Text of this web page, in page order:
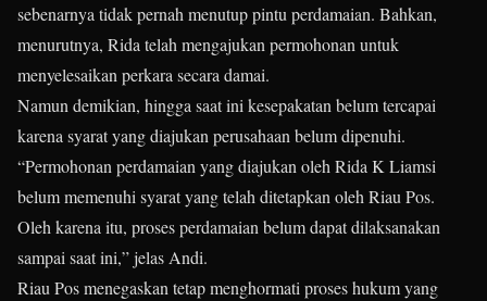
sebenarnya tidak pernah menutup pintu perdamaian. Bahkan,
menurutnya, Rida telah mengajukan permohonan untuk
menyelesaikan perkara secara damai.
Namun demikian, hingga saat ini kesepakatan belum tercapai
karena syarat yang diajukan perusahaan belum dipenuhi.
“Permohonan perdamaian yang diajukan oleh Rida K Liamsi
belum memenuhi syarat yang telah ditetapkan oleh Riau Pos.
Oleh karena itu, proses perdamaian belum dapat dilaksanakan
sampai saat ini,” jelas Andi.
Riau Pos menegaskan tetap menghormati proses hukum yang